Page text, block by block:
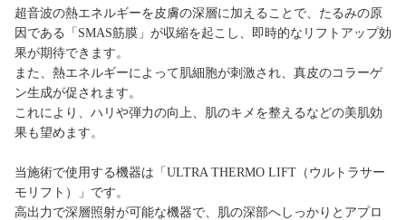
超音波の熱エネルギーを皮膚の深層に加えることで、たるみの原
因である「SMAS筋膜」が収縮を起こし、即時的なリフトアップ効
果が期待できます。
また、熱エネルギーによって肌細胞が刺激され、真皮のコラーゲ
ン生成が促されます。
これにより、ハリや弾力の向上、肌のキメを整えるなどの美肌効
果も望めます。
当施術で使用する機器は「ULTRA THERMO LIFT（ウルトラサー
モリフト）」です。
高出力で深層照射が可能な機器で、肌の深部へしっかりとアプロ